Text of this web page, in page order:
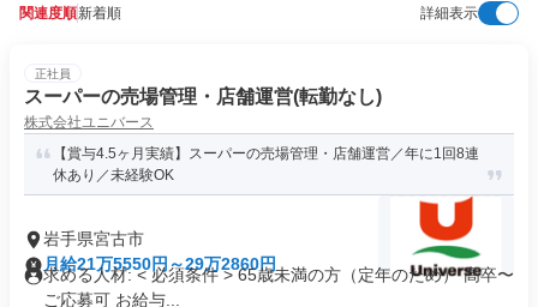
関連度順新着順 詳細表示
正社員
スーパーの売場管理・店舗運営(転勤なし)
株式会社ユニバース
【賞与4.5ヶ月実績】スーパーの売場管理・店舗運営／年に1回8連
休あり／未経験OK
岩手県宮古市
月給21万5550円～29万2860円
求める人材: < 必須条件 > 65歳未満の方（定年のため） 高卒〜
ご応募可 お給与...